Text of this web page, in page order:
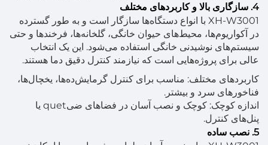
4. سازگاری بالا و کاربردهای مختلف
XH-W3001 با انواع دستگاه‌ها سازگار است و به طور گسترده
در آکواریوم‌ها، محیط‌های حیوان خانگی، گلخانه‌ها، فرخندها و حتی
سیستم‌های نوشیدنی خانگی استفاده می‌شود. این یک انتخاب
عالی برای پروژه‌هایی است که نیازمند کنترل دقیق دما هستند.
کاربردهای مختلف: مناسب برای کنترل گرمایش‌ده‌ها، یخچال‌ها،
فناخورهای سرد و بیشتر.
اندازه کوچک: کوچک و نصب آسان در فضاهای ضیquet یا
پنل‌های کنترل.
5. نصب ساده